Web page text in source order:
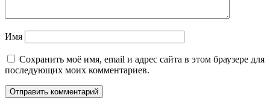
Имя
Сохранить моё имя, email и адрес сайта в этом браузере для
последующих моих комментариев.